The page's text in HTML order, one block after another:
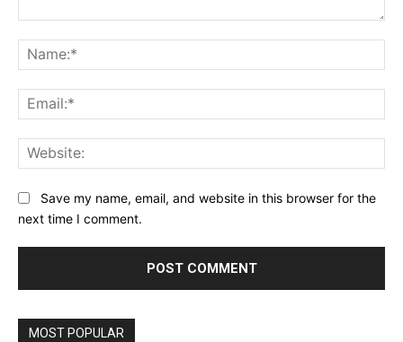
Save my name, email, and website in this browser for the
next time I comment.
MOST POPULAR